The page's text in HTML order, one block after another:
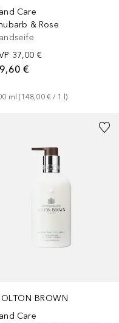
Care
& Rose
37,00 €
€
ml (148,00 € / 1 l)
BROWN
Care